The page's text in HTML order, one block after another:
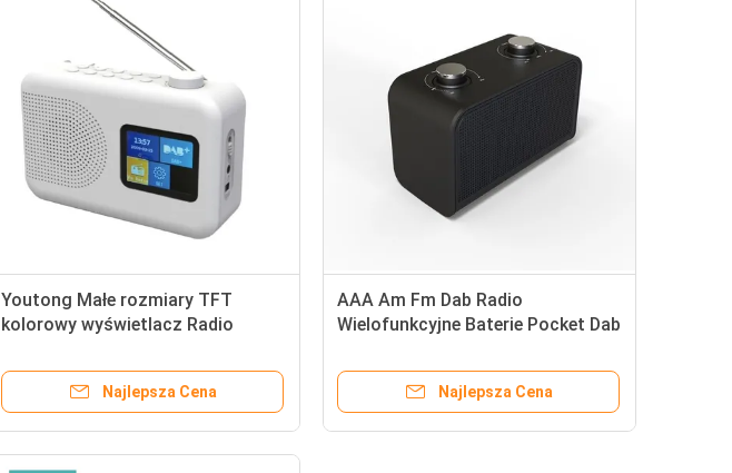
Youtong Małe rozmiary TFT
kolorowy wyświetlacz Radio
FM Radio
Najlepsza Cena
AAA Am Fm Dab Radio
Wielofunkcyjne Baterie Pocket Dab
Najlepsza Cena